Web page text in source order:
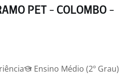
PET - COLOMBO -
Ensino Médio (2º Grau)